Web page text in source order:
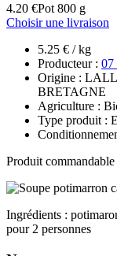
4.20 €Pot 800 g
Choisir une livraison
5.25 € / kg
Producteur :
Origine :
BRETAGNE
Agriculture :
Type produit :
Produit commandable
Ingrédients :
pour 2 personnes